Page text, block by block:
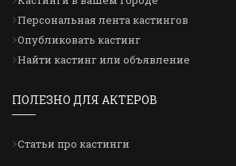
Персональная лента кастингов
Опубликовать кастинг
Найти кастинг или объявление
ПОЛЕЗНО ДЛЯ АКТЕРОВ
Статьи про кастинги